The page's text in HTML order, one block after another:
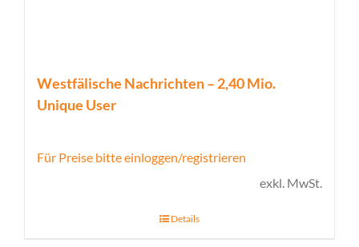
Westfälische Nachrichten – 2,40 Mio.
Unique User
Für Preise bitte einloggen/registrieren
exkl. MwSt.
Details